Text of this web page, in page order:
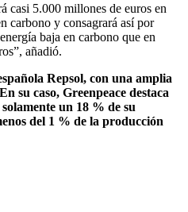
casi 5.000 millones de euros en
carbono y consagrará así por
baja en carbono que en
añadió.
Repsol, con una amplia
su caso, Greenpeace destaca
un 18 % de su
del 1 % de la producción